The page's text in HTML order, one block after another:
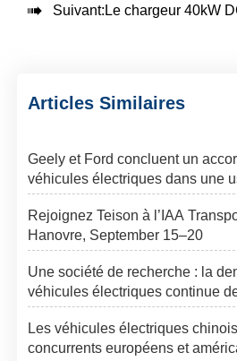
 Suivant: Le chargeur 40kW DC Teison ev Wallbox a été installé et
Articles Similaires
Geely et Ford concluent un
véhicules électriques dans une
Rejoignez Teison à l’IAA
Hanovre, September 15–20
Une société de recherche : la
véhicules électriques continue
Les véhicules électriques
concurrents européens et